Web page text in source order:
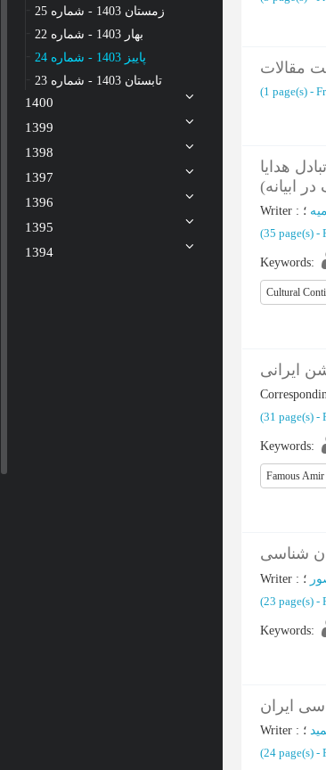
زمستان 1403 - شماره 25
بهار 1403 - شماره 22
پاییز 1403 - شماره 24
تابستان 1403 - شماره 23
1400
1399
1398
1397
1396
1395
1394
(‎1 page(s) -
هدایا
ابیانه)
Writer :
(‎35 page(s) -
Keywords:
Cultural
ایرانی
(‎31 page(s) -
Keywords:
Famous
شناسی
Writer : ؛
(‎23 page(s) -
Keywords:
ایران
Writer : ؛
(‎24 page(s) -